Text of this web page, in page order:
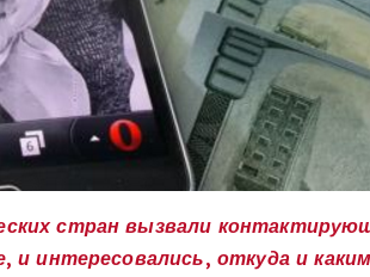
стран вызвали
интересовались, откуда и